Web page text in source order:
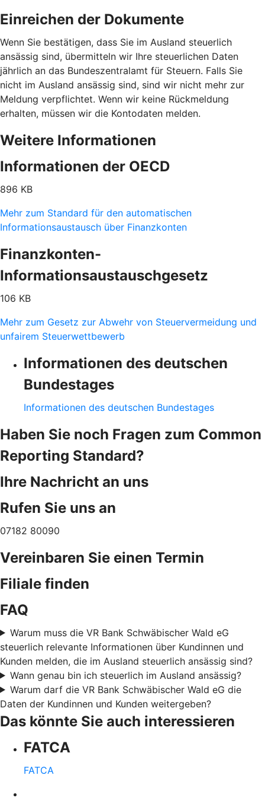
Einreichen der Dokumente
Wenn Sie bestätigen, dass Sie im Ausland steuerlich
ansässig sind, übermitteln wir Ihre steuerlichen Daten
jährlich an das Bundeszentralamt für Steuern. Falls Sie
nicht im Ausland ansässig sind, sind wir nicht mehr zur
Meldung verpflichtet. Wenn wir keine Rückmeldung
erhalten, müssen wir die Kontodaten melden.
Weitere Informationen
Informationen der OECD
896 KB
Mehr zum Standard für den automatischen
Informationsaustausch über Finanzkonten
Finanzkonten-
Informationsaustauschgesetz
106 KB
Mehr zum Gesetz zur Abwehr von Steuervermeidung und
unfairem Steuerwettbewerb
Informationen des deutschen
Bundestages
Informationen des deutschen Bundestages
Haben Sie noch Fragen zum Common
Reporting Standard?
Ihre Nachricht an uns
Rufen Sie uns an
07182 80090
Vereinbaren Sie einen Termin
Filiale finden
FAQ
Warum muss die VR Bank Schwäbischer Wald eG
steuerlich relevante Informationen über Kundinnen und
Kunden melden, die im Ausland steuerlich ansässig sind?
Wann genau bin ich steuerlich im Ausland ansässig?
Warum darf die VR Bank Schwäbischer Wald eG die
Daten der Kundinnen und Kunden weitergeben?
Das könnte Sie auch interessieren
FATCA
FATCA